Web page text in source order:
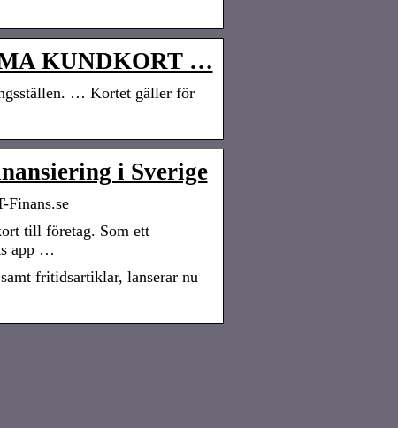
KUNDKORT …
… Kortet gäller för
i Sverige
Finans.se
till företag. Som ett
app …
fritidsartiklar, lanserar nu